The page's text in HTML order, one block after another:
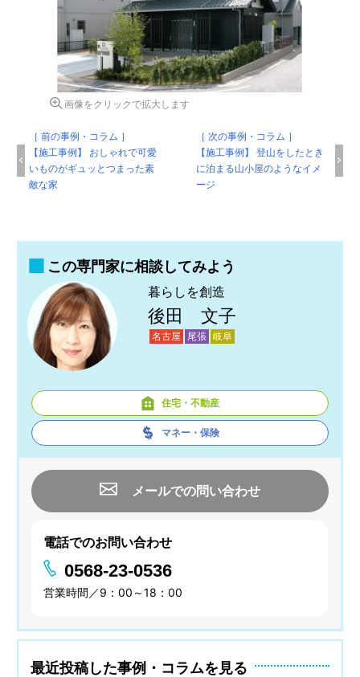
画像をクリックで拡大します
［ 前の事例・コラム ］
【施工事例】 おしゃれで可愛
いものがギュッとつまった素
敵な家
［ 次の事例・コラム ］
【施工事例】 登山をしたとき
に泊まる山小屋のようなイメ
ージ
この専門家に相談してみよう
暮らしを創造
後田 文子
名古屋 尾張 岐阜
住宅・不動産
マネー・保険
メールでの問い合わせ
電話でのお問い合わせ
0568-23-0536
営業時間／9：00～18：00
最近投稿した事例・コラムを見る